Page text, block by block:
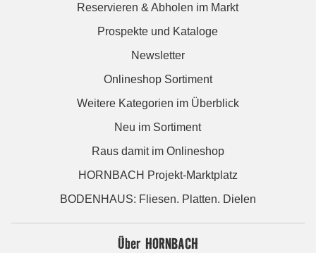
Reservieren & Abholen im Markt
Prospekte und Kataloge
Newsletter
Onlineshop Sortiment
Weitere Kategorien im Überblick
Neu im Sortiment
Raus damit im Onlineshop
HORNBACH Projekt-Marktplatz
BODENHAUS: Fliesen. Platten. Dielen
Über HORNBACH